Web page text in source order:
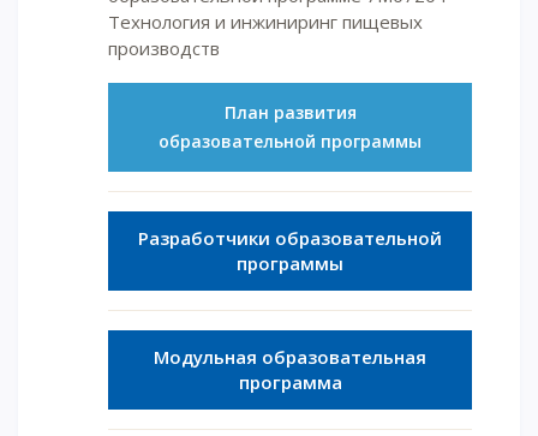
Технология и инжиниринг пищевых
производств
План развития
образовательной программы
Разработчики образовательной
программы
Модульная образовательная
программа